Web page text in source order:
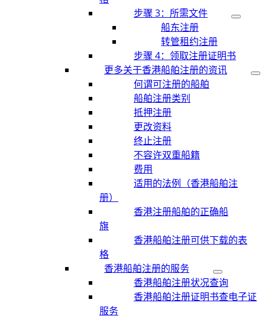
步骤 3：所需文件
船东注册
转管租约注册
步骤 4：领取注册证明书
更多关于香港船舶注册的资讯
何谓可注册的船舶
船舶注册类别
抵押注册
更改资料
终止注册
不容许双重船籍
费用
适用的法例（香港船舶注
册）
香港注册船舶的正确船
旗
香港船舶注册可供下载的表
格
香港船舶注册的服务
香港船舶注册状况查询
香港船舶注册证明书查电子证
服务